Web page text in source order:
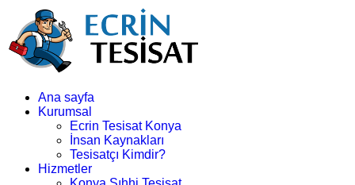
Ana sayfa
Kurumsal
Ecrin Tesisat Konya
İnsan Kaynakları
Tesisatçı Kimdir?
Hizmetler